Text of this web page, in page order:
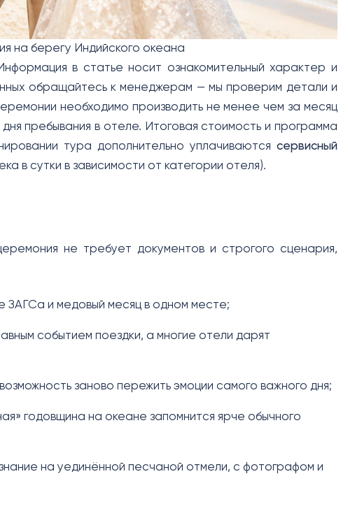
на берегу Индийского океана
в статье носит ознакомительный характер и
обращайтесь к менеджерам — мы проверим детали и
необходимо производить не менее чем за месяц
пребывания в отеле. Итоговая стоимость и программа
тура дополнительно уплачиваются сервисный
в сутки в зависимости от категории отеля).
не требует документов и строгого сценария,
ЗАГСа и медовый месяц в одном месте;
событием поездки, а многие отели дарят
заново пережить эмоции самого важного дня;
годовщина на океане запомнится ярче обычного
на уединённой песчаной отмели, с фотографом и